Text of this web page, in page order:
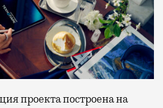
проекта построена на